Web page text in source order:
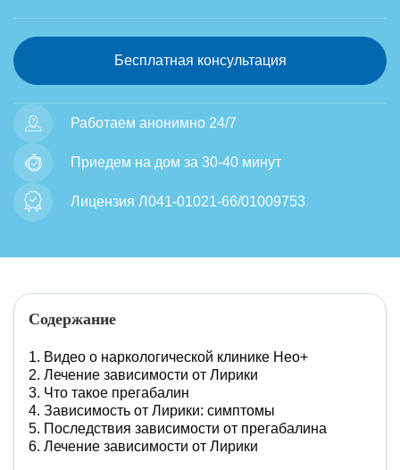
Бесплатная консультация
Работаем анонимно 24/7
Приедем на дом за 30-40 минут
Лицензия Л041-01021-66/01009753
Содержание
Видео о наркологической клинике Нео+
Лечение зависимости от Лирики
Что такое прегабалин
Зависимость от Лирики: симптомы
Последствия зависимости от прегабалина
Лечение зависимости от Лирики